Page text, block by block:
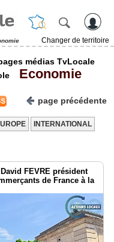
Changer de territoire
médias TvLocale
Economie
page précédente
INTERNATIONAL
FEVRE président
de France à la